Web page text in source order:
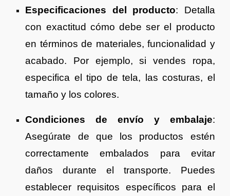
Especificaciones del producto: Detalla
con exactitud cómo debe ser el producto
en términos de materiales, funcionalidad y
acabado. Por ejemplo, si vendes ropa,
especifica el tipo de tela, las costuras, el
tamaño y los colores.
Condiciones de envío y embalaje:
Asegúrate de que los productos estén
correctamente embalados para evitar
daños durante el transporte. Puedes
establecer requisitos específicos para el